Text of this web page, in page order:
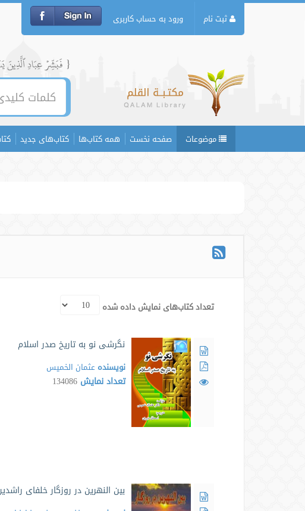
ثبت نام ورود به حساب کاربری
{ فَبَشِّرۡ عِبَادِ ٱلَّذِينَ
موضوعات صفحه نخست همه کتاب‌ها کتاب‌های جدید
تعداد کتاب‌های نمایش داده شده
نگرشی نو به تاریخ صدر اسلام
نویسنده عثمان الخمیس
تعداد نمایش 134086
بین النهرین در روزگار خلفای